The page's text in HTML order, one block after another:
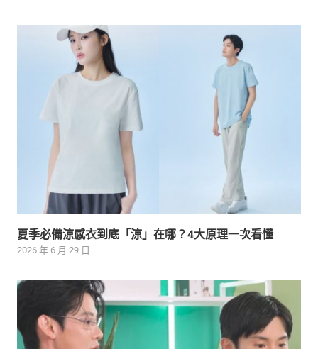
夏季必備涼感衣到底「涼」在哪？4大原理一次看懂
2026 年 6 月 29 日